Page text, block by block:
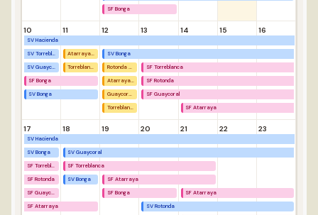
SF Bonga
10 11 12 13 14 15 16
SV Hacienda
SV Torreblanca
SV Guaycoral
SF Bonga
SV Bonga
Atarraya Descanso
Torreblanca Descanso
SV Bonga
Rotonda Descanso
Atarraya Descanso
Guaycoral Descanso
Torreblanca Descanso
SF Torreblanca
SF Rotonda
SF Guaycoral
SF Atarraya
17 18 19 20 21 22 23
SV Hacienda
SV Bonga
SF Torreblanca
SF Rotonda
SF Guaycoral
SF Atarraya
SV Guaycoral
SF Torreblanca
SV Bonga SF Atarraya
SF Bonga
SV Rotonda
SF Atarraya